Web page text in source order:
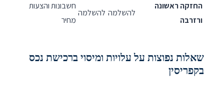
החזקה ראשונה
ורזרבה
להשלמה להשלמה
חשבונות והצעות
מחיר
שאלות נפוצות על עלויות ומיסוי ברכישת נכס
בקפריסין